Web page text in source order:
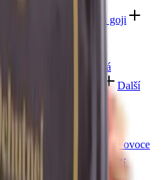
Kustovnice čínská goji
Slunečnicová
Další
Lyofilizované
Lyofilizované ovoce
lyofilizované ovoce
Další